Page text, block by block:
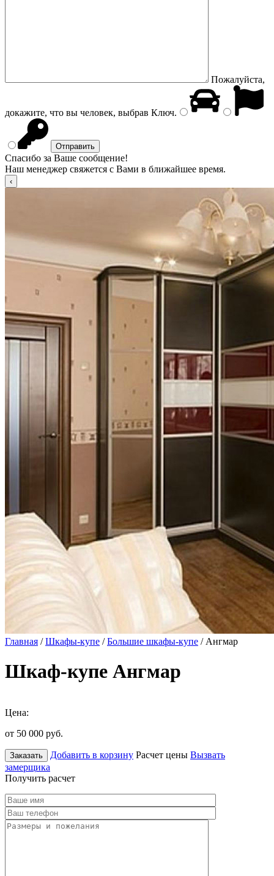
Пожалуйста,
докажите, что вы человек, выбрав Ключ.
Спасибо за Ваше сообщение!
Наш менеджер свяжется с Вами в ближайшее время.
Главная /Шкафы-купе /Большие шкафы-купе / Ангмар
Шкаф-купе Ангмар
Цена:
от 50 000 руб.
Заказать Добавить в корзину Расчет цены Вызвать
замерщика
Получить расчет